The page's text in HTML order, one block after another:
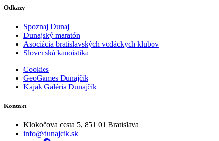
Odkazy
Spoznaj Dunaj
Dunajský maratón
Asociácia bratislavských vodáckych klubov
Slovenská kanoistika
Cookies
GeoGames Dunajčík
Kajak Galéria Dunajčík
Kontakt
Klokočova cesta 5, 851 01 Bratislava
info@dunajcik.sk